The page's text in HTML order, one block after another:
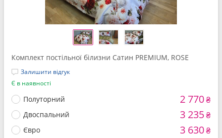
Комплект постільної білизни Сатин PREMIUM, ROSE
Залишити відгук
Є в наявності
Полуторний 2 770₴
Двоспальний 3 235₴
Євро 3 630₴